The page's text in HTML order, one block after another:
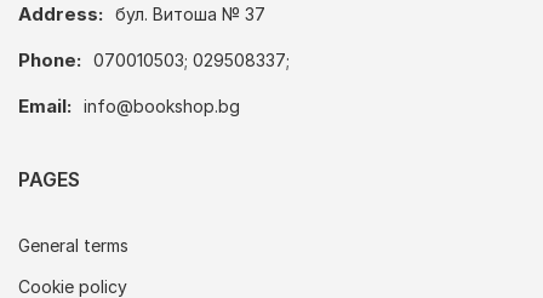
Address: бул. Витоша № 37
Phone: 070010503; 029508337;
Email: info@bookshop.bg
PAGES
General terms
Cookie policy